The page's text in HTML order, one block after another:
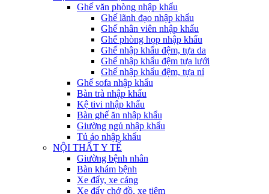
Ghế văn phòng nhập khẩu
Ghế lãnh đạo nhập khẩu
Ghế nhân viên nhập khẩu
Ghế phòng họp nhập khẩu
Ghế nhập khẩu đệm, tựa da
Ghế nhập khẩu đệm tựa lưới
Ghế nhập khẩu đệm, tựa nỉ
Ghế sofa nhập khẩu
Bàn trà nhập khẩu
Kệ tivi nhập khẩu
Bàn ghế ăn nhập khẩu
Giường ngủ nhập khẩu
Tủ áo nhập khẩu
NỘI THẤT Y TẾ
Giường bệnh nhân
Bàn khám bệnh
Xe đẩy, xe cáng
Xe đẩy chở đồ, xe tiêm